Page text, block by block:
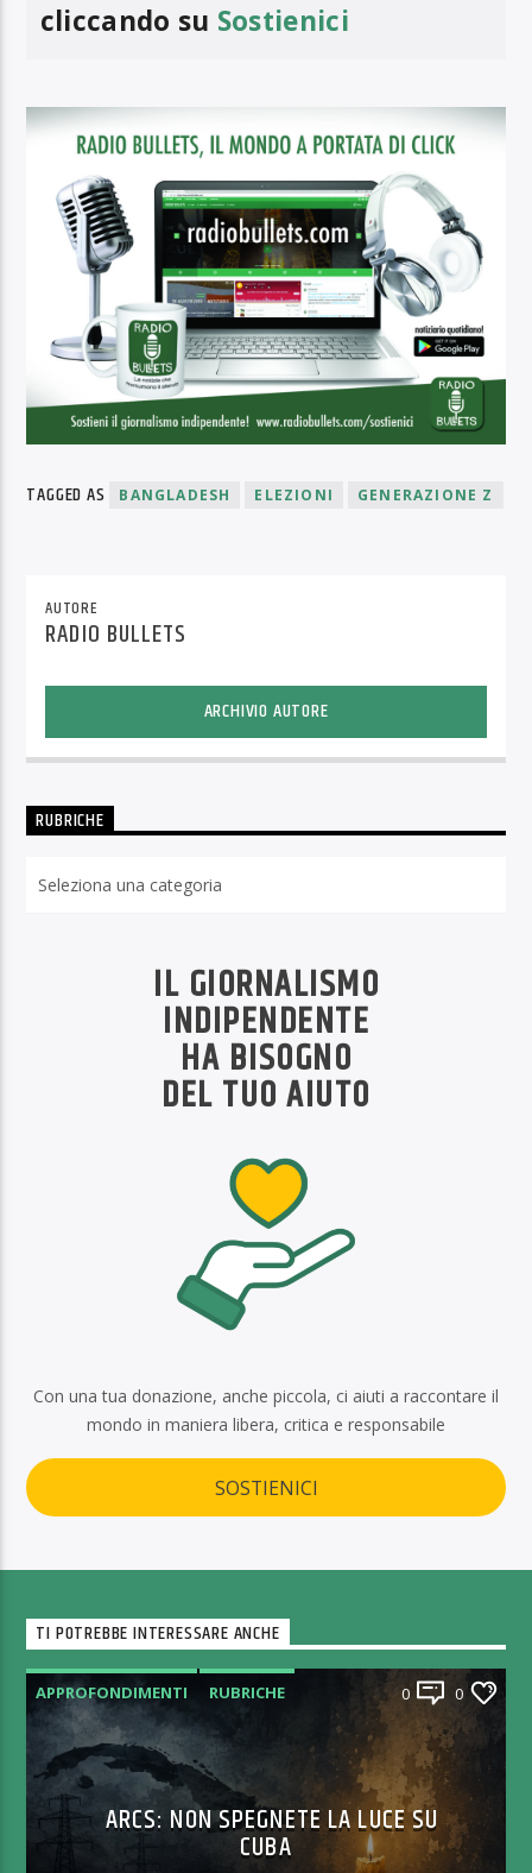
cliccando su Sostienici
TAGGED AS BANGLADESH ELEZIONI GENERAZIONE Z
AUTORE
RADIO BULLETS
ARCHIVIO AUTORE
RUBRICHE
IL GIORNALISMO
INDIPENDENTE
HA BISOGNO
DEL TUO AIUTO
Con una tua donazione, anche piccola, ci aiuti a raccontare il
mondo in maniera libera, critica e responsabile
SOSTIENICI
TI POTREBBE INTERESSARE ANCHE
APPROFONDIMENTI RUBRICHE 0 0
ARCS: NON SPEGNETE LA LUCE SU
CUBA